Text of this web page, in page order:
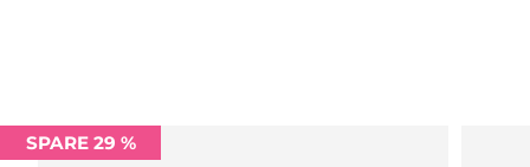
SPARE 29 %